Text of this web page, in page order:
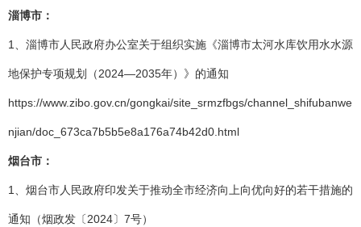
淄博市：
1、淄博市人民政府办公室关于组织实施《淄博市太河水库饮用水水源
地保护专项规划（2024—2035年）》的通知
https://www.zibo.gov.cn/gongkai/site_srmzfbgs/channel_shifubanwe
njian/doc_673ca7b5b5e8a176a74b42d0.html
烟台市：
1、烟台市人民政府印发关于推动全市经济向上向优向好的若干措施的
通知（烟政发〔2024〕7号）